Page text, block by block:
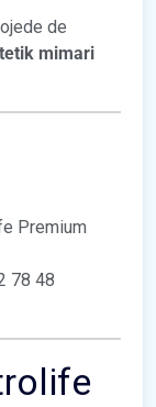
de
mimari
Premium
78 48